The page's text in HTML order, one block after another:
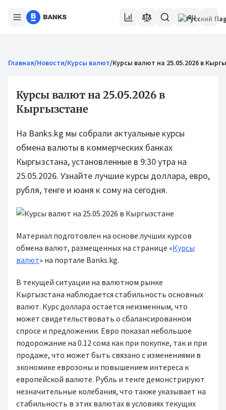
RU
Главная/Новости/Курсы валют/Курсы валют на 25.05.2026 в
Курсы валют на 25.05.2026 в
Кыргызстане
На Banks.kg мы собрали актуальные курсы
обмена валюты в коммерческих банках
Кыргызстана, установленные в 9:30 утра на
25.05.2026. Узнайте лучшие курсы доллара, евро,
рубля, тенге и юаня к сому на сегодня.
Материал подготовлен на основе лучших курсов
обмена валют, размещенных на странице «Курсы
валют» на портале Banks.kg.
В текущей ситуации на валютном рынке
Кыргызстана наблюдается стабильность основных
валют. Курс доллара остается неизменным, что
может свидетельствовать о сбалансированном
спросе и предложении. Евро показал небольшое
подорожание на 0.12 сома как при покупке, так и при
продаже, что может быть связано с изменениями в
экономике еврозоны и повышением интереса к
европейской валюте. Рубль и тенге демонстрируют
незначительные колебания, что также указывает на
стабильность в этих валютах в условиях текущих